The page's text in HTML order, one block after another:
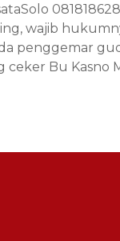
wajib
penggemar
ceker Bu Kasno